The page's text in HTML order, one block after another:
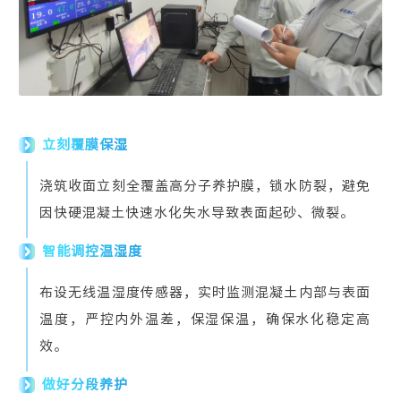
立刻覆膜保湿
浇筑收面立刻全覆盖高分子养护膜，锁水防裂，避免
因快硬混凝土快速水化失水导致表面起砂、微裂。
智能调控温湿度
布设无线温湿度传感器，实时监测混凝土内部与表面
温度，严控内外温差，保湿保温，确保水化稳定高
效。
做好分段养护